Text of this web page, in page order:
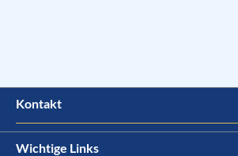
Kontakt
Wichtige Links